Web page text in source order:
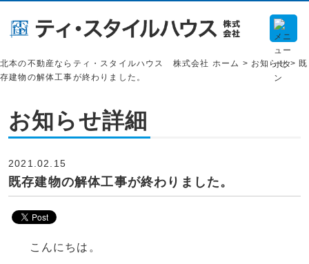
北本の不動産ならティ・スタイルハウス 株式会社 ホーム > お知らせ> 既
存建物の解体工事が終わりました。
お知らせ詳細
2021.02.15
既存建物の解体工事が終わりました。
こんにちは。